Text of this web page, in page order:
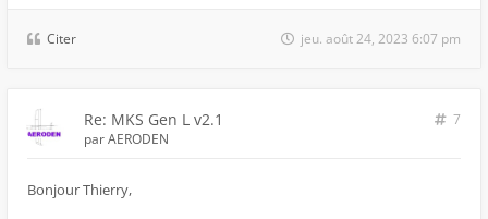
Citer jeu. août 24, 2023 6:07 pm
Re: MKS Gen L v2.1
7
parAERODEN
Bonjour Thierry,